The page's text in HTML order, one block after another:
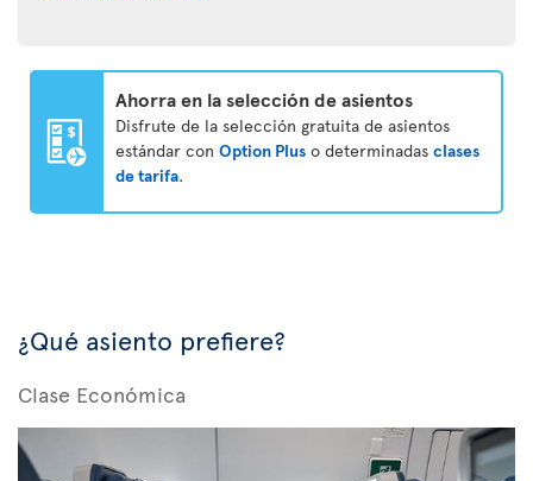
Ahorra en la selección de asientos
Disfrute de la selección gratuita de asientos
estándar con Option Plus o determinadas clases
de tarifa.
¿Qué asiento prefiere?
Clase Económica